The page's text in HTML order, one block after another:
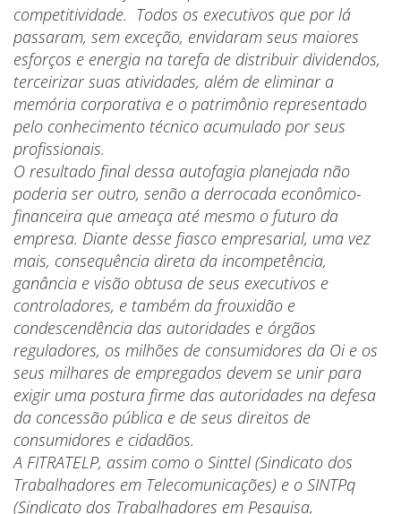
competitividade. Todos os executivos que por lá
passaram, sem exceção, envidaram seus maiores
esforços e energia na tarefa de distribuir dividendos,
terceirizar suas atividades, além de eliminar a
memória corporativa e o patrimônio representado
pelo conhecimento técnico acumulado por seus
profissionais.
O resultado final dessa autofagia planejada não
poderia ser outro, senão a derrocada econômico-
financeira que ameaça até mesmo o futuro da
empresa. Diante desse fiasco empresarial, uma vez
mais, consequência direta da incompetência,
ganância e visão obtusa de seus executivos e
controladores, e também da frouxidão e
condescendência das autoridades e órgãos
reguladores, os milhões de consumidores da Oi e os
seus milhares de empregados devem se unir para
exigir uma postura firme das autoridades na defesa
da concessão pública e de seus direitos de
consumidores e cidadãos.
A FITRATELP, assim como o Sinttel (Sindicato dos
Trabalhadores em Telecomunicações) e o SINTPq
(Sindicato dos Trabalhadores em Pesquisa,